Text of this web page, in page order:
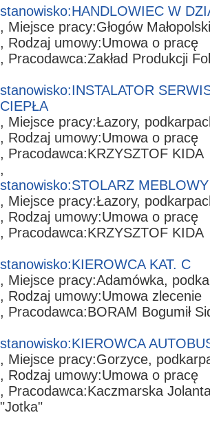
stanowisko:HANDLOWIEC W
, Miejsce pracy:Głogów
, Rodzaj umowy:Umowa o pracę
, Pracodawca:Zakład Produkcji
stanowisko:INSTALATOR
CIEPŁA
, Miejsce pracy:Łazory,
, Rodzaj umowy:Umowa o pracę
, Pracodawca:KRZYSZTOF KIDA
,
stanowisko:STOLARZ MEBLOWY
, Miejsce pracy:Łazory,
, Rodzaj umowy:Umowa o pracę
, Pracodawca:KRZYSZTOF KIDA
stanowisko:KIEROWCA KAT. C
, Miejsce pracy:Adamówka,
, Rodzaj umowy:Umowa zlecenie
, Pracodawca:BORAM Bogumił
stanowisko:KIEROWCA
, Miejsce pracy:Gorzyce,
, Rodzaj umowy:Umowa o pracę
, Pracodawca:Kaczmarska
"Jotka"